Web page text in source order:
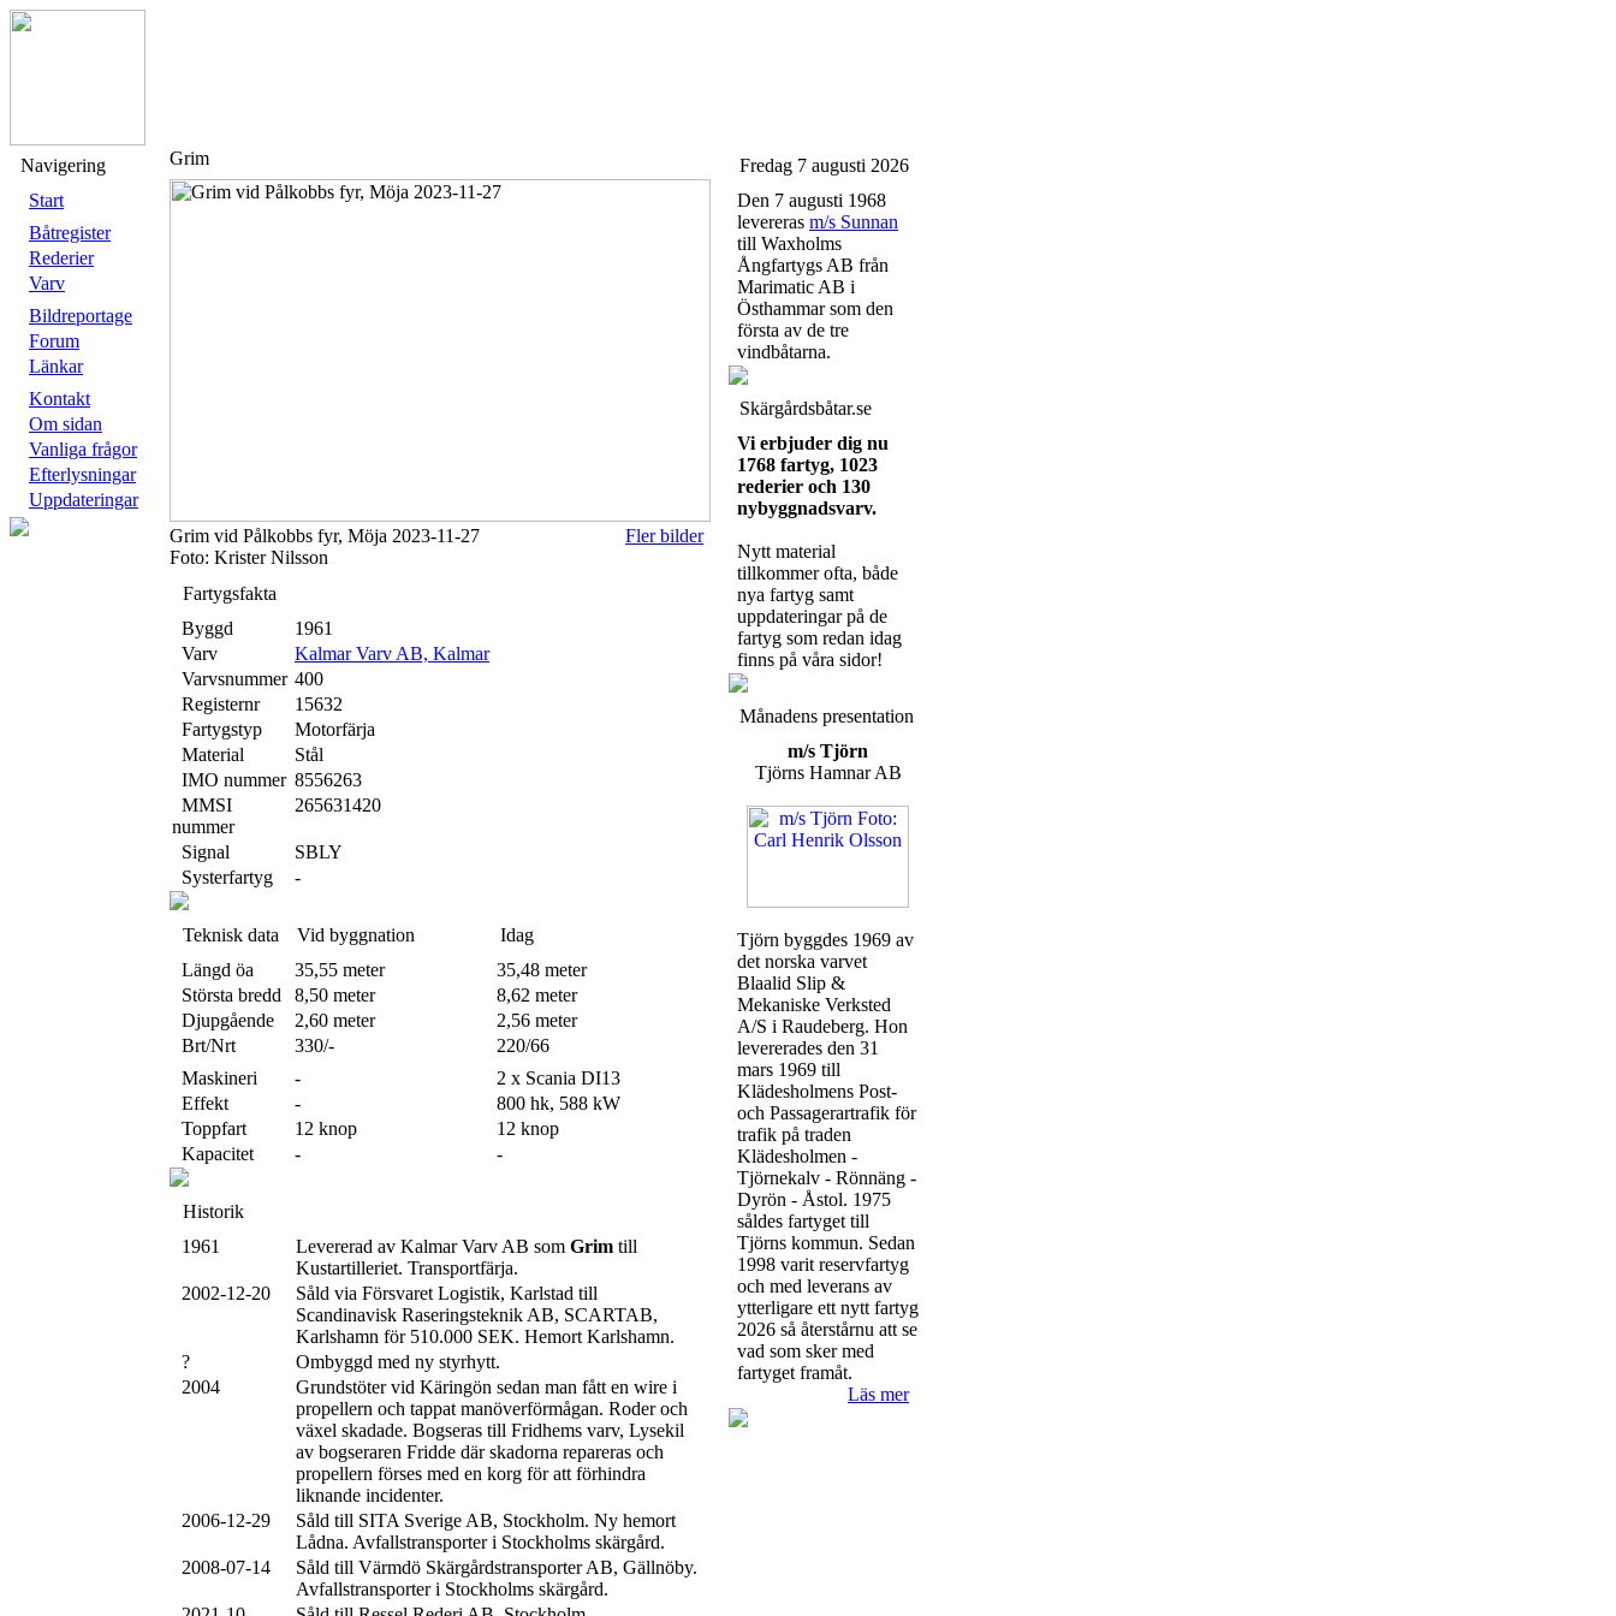
Navigering
Start
Båtregister
Rederier
Varv
Bildreportage
Forum
Länkar
Kontakt
Om sidan
Vanliga frågor
Efterlysningar
Uppdateringar
Grim
Grim vid Pålkobbs fyr, Möja 2023-11-27
Foto: Krister Nilsson
Fler bilder
Fartygsfakta
Byggd
1961
Varv
Kalmar Varv AB, Kalmar
Varvsnummer 400
Registernr
15632
Fartygstyp
Motorfärja
Material
Stål
IMO nummer 8556263
MMSI
nummer
265631420
Signal
SBLY
Systerfartyg
-
Teknisk data Vid byggnation
Idag
Längd öa
35,55 meter
35,48 meter
Största bredd
8,50 meter
8,62 meter
Djupgående
2,60 meter
2,56 meter
Brt/Nrt
330/-
220/66
Maskineri
-
2 x Scania DI13
Effekt
-
800 hk, 588 kW
Toppfart
12 knop
12 knop
Kapacitet
- -
Historik
1961
Levererad av Kalmar Varv AB som Grim till
Kustartilleriet. Transportfärja.
2002-12-20
Såld via Försvaret Logistik, Karlstad till
Scandinavisk Raseringsteknik AB, SCARTAB,
Karlshamn för 510.000 SEK. Hemort Karlshamn.
?
Ombyggd med ny styrhytt.
2004
Grundstöter vid Käringön sedan man fått en wire i
propellern och tappat manöverförmågan. Roder och
växel skadade. Bogseras till Fridhems varv, Lysekil
av bogseraren Fridde där skadorna repareras och
propellern förses med en korg för att förhindra
liknande incidenter.
2006-12-29
Såld till SITA Sverige AB, Stockholm. Ny hemort
Lådna. Avfallstransporter i Stockholms skärgård.
2008-07-14
Såld till Värmdö Skärgårdstransporter AB, Gällnöby.
Avfallstransporter i Stockholms skärgård.
Fredag 7 augusti 2026
Den 7 augusti 1968
levereras m/s Sunnan
till Waxholms
Ångfartygs AB från
Marimatic AB i
Östhammar som den
första av de tre
vindbåtarna.
Skärgårdsbåtar.se
Vi erbjuder dig nu
1768 fartyg, 1023
rederier och 130
nybyggnadsvarv.
Nytt material
tillkommer ofta, både
nya fartyg samt
uppdateringar på de
fartyg som redan idag
finns på våra sidor!
Månadens presentation
m/s Tjörn
Tjörns Hamnar AB
Tjörn byggdes 1969 av
det norska varvet
Blaalid Slip &
Mekaniske Verksted
A/S i Raudeberg. Hon
levererades den 31
mars 1969 till
Klädesholmens Post-
och Passagerartrafik för
trafik på traden
Klädesholmen -
Tjörnekalv - Rönnäng -
Dyrön - Åstol. 1975
såldes fartyget till
Tjörns kommun. Sedan
1998 varit reservfartyg
och med leverans av
ytterligare ett nytt fartyg
2026 så återstårnu att se
vad som sker med
fartyget framåt.
Läs mer